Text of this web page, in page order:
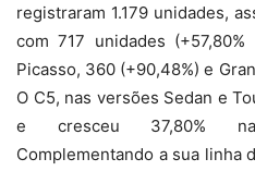
registraram 1.179 unidades,
com 717 unidades
Picasso, 360 (+90,48%) e
O C5, nas versões Sedan e
e cresceu 37,80% na
Complementando a sua linha